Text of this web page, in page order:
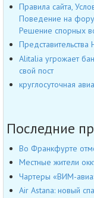
Правила сайта,
Поведение на
Решение спорных
Представительства
Alitalia угрожает
свой пост
круглосуточная
Последние
Во Франкфурте
Местные жители
Чартеры «ВИМ-
Air Astana: новый